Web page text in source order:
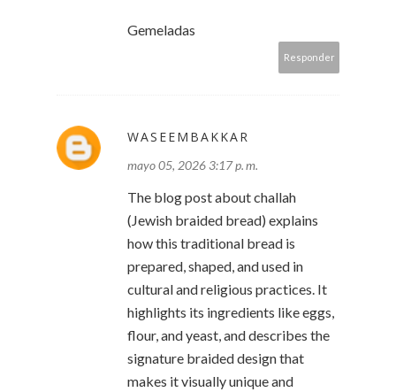
Gemeladas
Responder
WASEEMBAKKAR
mayo 05, 2026 3:17 p. m.
The blog post about challah
(Jewish braided bread) explains
how this traditional bread is
prepared, shaped, and used in
cultural and religious practices. It
highlights its ingredients like eggs,
flour, and yeast, and describes the
signature braided design that
makes it visually unique and